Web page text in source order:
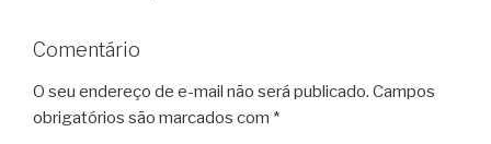
Comentário
O seu endereço de e-mail não será publicado. Campos
obrigatórios são marcados com *